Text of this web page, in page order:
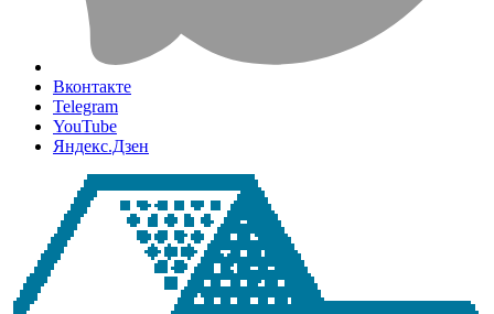
Вконтакте
Telegram
YouTube
Яндекс.Дзен